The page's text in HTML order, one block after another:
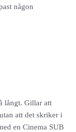
någon
långt. Gillar att
att det skriker i
en Cinema SUB